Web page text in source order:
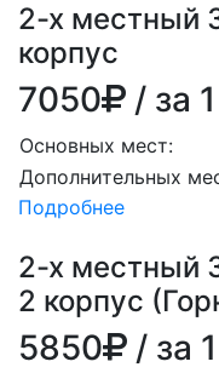
2-х местный
корпус
7050 / за
Основных мест:
Дополнительных
Подробнее
2-х местный
2 корпус
5850 / за